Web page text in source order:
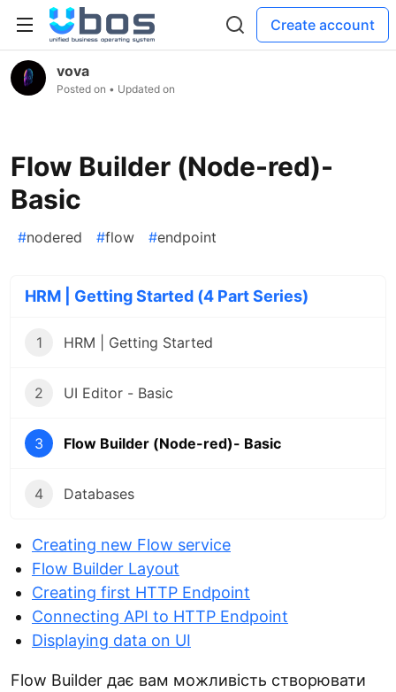
Create account
vova
Posted on • Updated on
Flow Builder (Node-red)-
Basic
#nodered #flow #endpoint
HRM | Getting Started (4 Part Series)
1 HRM | Getting Started
2 UI Editor - Basic
3 Flow Builder (Node-red)- Basic
4 Databases
Creating new Flow service
Flow Builder Layout
Creating first HTTP Endpoint
Connecting API to HTTP Endpoint
Displaying data on UI
Flow Builder дає вам можливість створювати